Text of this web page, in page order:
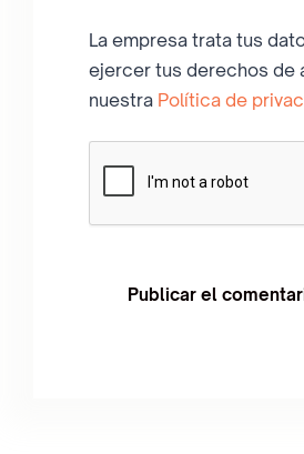
La empresa trata tus
ejercer tus derechos de
nuestra Política de